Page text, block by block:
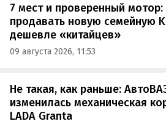
7 мест и проверенный мотор:
продавать новую семейную
дешевле «китайцев»
09 августа 2026, 11:53
Не такая, как раньше:
изменилась механическая
LADA Granta